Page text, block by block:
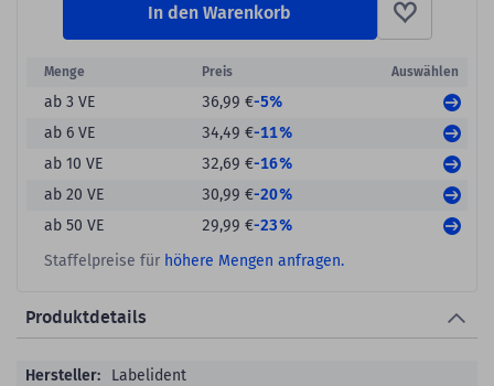
In den Warenkorb
Menge Preis Auswählen
ab 3 VE 36,99 €-5%
ab 6 VE
34,49 €-11%
ab 10 VE
32,69 €-16%
ab 20 VE
30,99 €-20%
ab 50 VE
29,99 €-23%
Staffelpreise für höhere Mengen anfragen.
Produktdetails
ProduktdetailsLabelident